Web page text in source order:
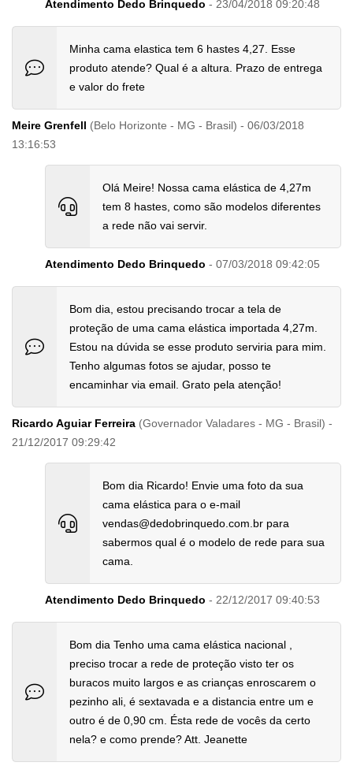
Atendimento Dedo Brinquedo - 23/04/2018 09:20:48
Minha cama elastica tem 6 hastes 4,27. Esse
produto atende? Qual é a altura. Prazo de entrega
e valor do frete
Meire Grenfell (Belo Horizonte - MG - Brasil) - 06/03/2018
13:16:53
Olá Meire! Nossa cama elástica de 4,27m
tem 8 hastes, como são modelos diferentes
a rede não vai servir.
Atendimento Dedo Brinquedo - 07/03/2018 09:42:05
Bom dia, estou precisando trocar a tela de
proteção de uma cama elástica importada 4,27m.
Estou na dúvida se esse produto serviria para mim.
Tenho algumas fotos se ajudar, posso te
encaminhar via email. Grato pela atenção!
Ricardo Aguiar Ferreira (Governador Valadares - MG - Brasil) -
21/12/2017 09:29:42
Bom dia Ricardo! Envie uma foto da sua
cama elástica para o e-mail
vendas@dedobrinquedo.com.br para
sabermos qual é o modelo de rede para sua
cama.
Atendimento Dedo Brinquedo - 22/12/2017 09:40:53
Bom dia Tenho uma cama elástica nacional ,
preciso trocar a rede de proteção visto ter os
buracos muito largos e as crianças enroscarem o
pezinho ali, é sextavada e a distancia entre um e
outro é de 0,90 cm. Ésta rede de vocês da certo
nela? e como prende? Att. Jeanette